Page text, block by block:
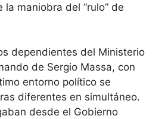
maniobra del “rulo” de
dependientes del Ministerio
de Sergio Massa, con
entorno político se
diferentes en simultáneo.
desde el Gobierno